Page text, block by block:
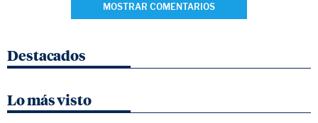
MOSTRAR COMENTARIOS
Destacados
Lo más visto